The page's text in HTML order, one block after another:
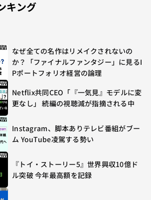
キング
なぜ全ての名作はリメイクされないの
か？「ファイナルファンタジー」に見るI
Pポートフォリオ経営の論理
Netflix共同CEO「『一気見』モデルに変
更なし」 続編の視聴減が指摘される中
Instagram、脚本ありテレビ番組がブー
ム YouTube凌駕する勢い
『トイ・ストーリー5』世界興収10億ド
ル突破 今年最高額を記録